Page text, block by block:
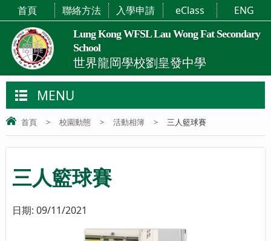
Lung Kong WFSL Lau Wong Fat Secondary
School
世界龍岡學校劉皇發中學
首頁 聯絡方法 入學申請 eClass ENG
MENU
首頁 > 校園動態 > 活動相簿 > 三人籃球賽
三人籃球賽
日期: 09/11/2021